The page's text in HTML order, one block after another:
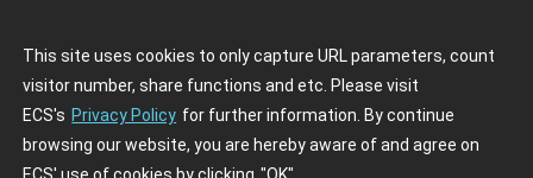
This site uses cookies to only capture URL parameters, count
visitor number, share functions and etc. Please visit
ECS's Privacy Policy for further information. By continue
browsing our website, you are hereby aware of and agree on